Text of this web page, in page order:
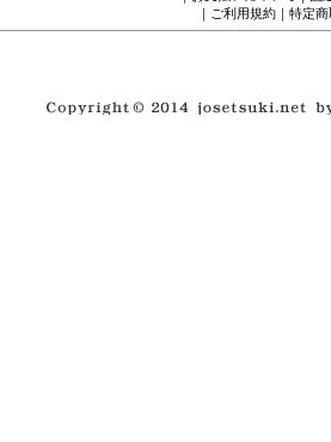
｜ ご利用規約 ｜ 特定